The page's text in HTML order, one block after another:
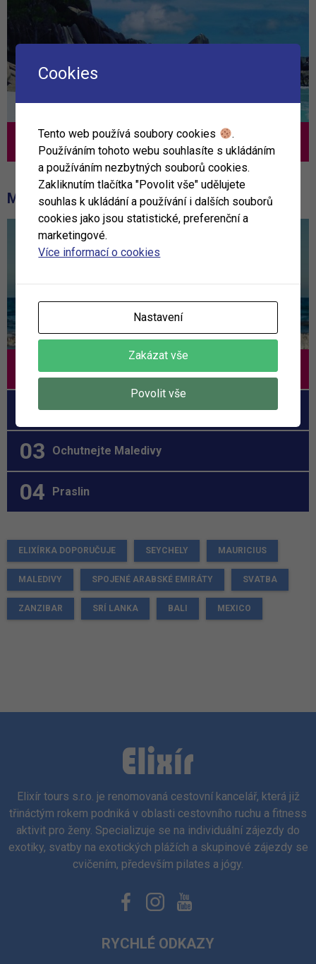
Nejlepší TOP nabídka
MOHLO BY VÁS ZAJÍMAT
Svatba v exotice – obřad s vůní vanilky
Proč navštívit Mauricius
Ochutnejte Maledivy
Praslin
ELIXÍRKA DOPORUČUJE SEYCHELY MAURICIUS
MALEDIVY SPOJENÉ ARABSKÉ EMIRÁTY SVATBA
ZANZIBAR SRÍ LANKA BALI MEXICO
Elixír tours s.r.o. je renomovaná cestovní kancelář, která již
třináctým rokem podniká v oblasti cestovního ruchu a fitness
aktivit pro ženy. Specializuje se na individuální zájezdy do
exotiky, svatby na exotických plážích a skupinové zájezdy se
cvičením, především pilates a jógy.
RYCHLÉ ODKAZY
Cookies
Tento web používá soubory cookies
.
Používáním tohoto webu souhlasíte s ukládáním
a používáním nezbytných souborů cookies.
Zakliknutím tlačítka "Povolit vše" udělujete
souhlas k ukládání a používání i dalších souborů
cookies jako jsou statistické, preferenční a
marketingové.
Více informací o cookies
Nastavení
Zakázat vše
Povolit vše